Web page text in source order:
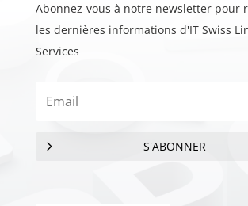
Abonnez-vous à notre newsletter pour
les dernières informations d'IT Swiss
Services
S'ABONNER